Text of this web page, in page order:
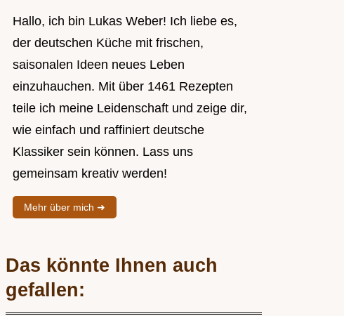
Hallo, ich bin Lukas Weber! Ich liebe es,
der deutschen Küche mit frischen,
saisonalen Ideen neues Leben
einzuhauchen. Mit über 1461 Rezepten
teile ich meine Leidenschaft und zeige dir,
wie einfach und raffiniert deutsche
Klassiker sein können. Lass uns
gemeinsam kreativ werden!
Mehr über mich ➜
Das könnte Ihnen auch
gefallen: